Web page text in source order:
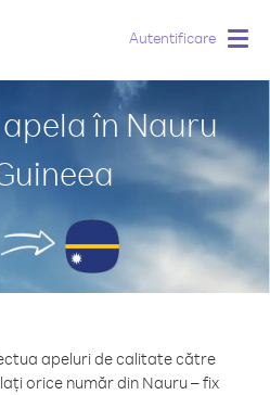
Autentificare
în Nauru
apeluri de calitate către
orice număr din Nauru – fix